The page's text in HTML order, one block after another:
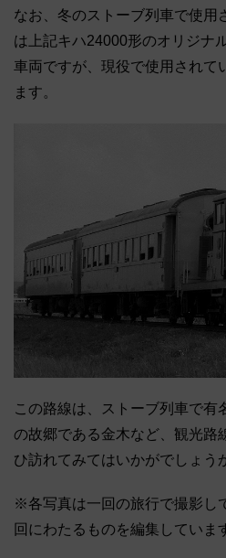
なお、冬のストーブ列車で使用
は上記キハ24000形のオリジナ
車両ですが、現役で使用されて
ます。
この路線は、ストーブ列車で有
の故郷である金木など、観光路
ひ訪れてみてはいかがでしょう
※各写真は一回の旅行で撮影し
回にわたるものを編集していま